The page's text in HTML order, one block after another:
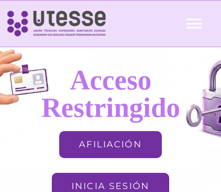
Skip
content
Inicio
QUIÉNES SOMOS Acceso
Restringido
AFILIACIÓN
INICIA SESIÓN